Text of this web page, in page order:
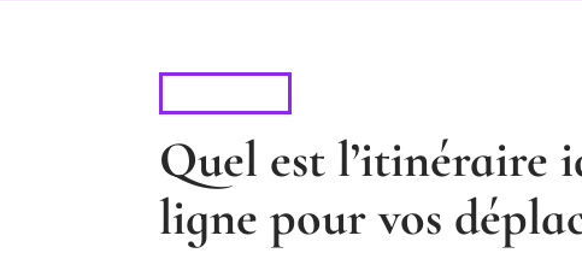
Quel est l’itinéraire
ligne pour vos